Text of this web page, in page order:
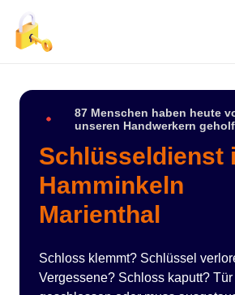
87 Menschen haben heute
unseren Handwerkern
Schlüsseldienst
Hamminkeln
Marienthal
Schloss klemmt? Schlüssel
Vergessene? Schloss kaputt? Tür